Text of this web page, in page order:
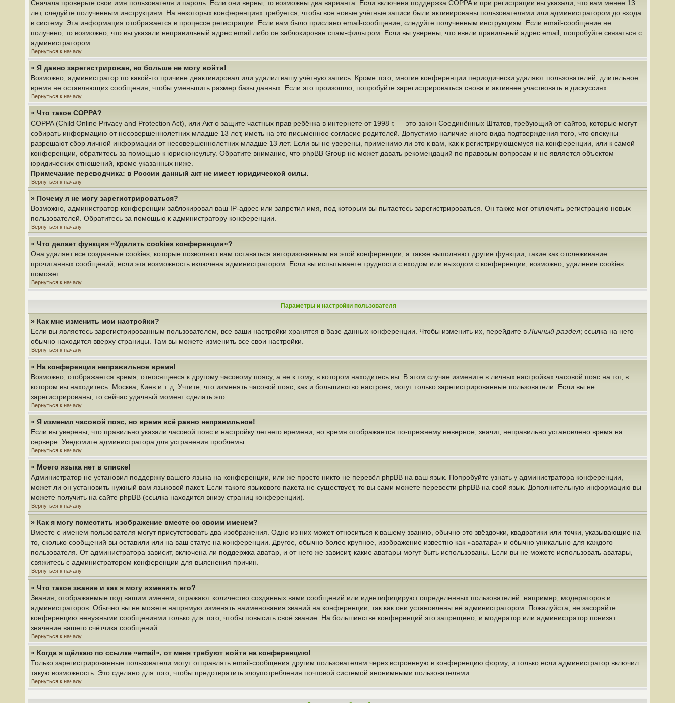
Сначала проверьте свои имя пользователя и пароль. Если они верны, то возможны два варианта. Если включена поддержка COPPA и при регистрации вы указали, что вам менее 13
лет, следуйте полученным инструкциям. На некоторых конференциях требуется, чтобы все новые учётные записи были активированы пользователями или администратором до входа
в систему. Эта информация отображается в процессе регистрации. Если вам было прислано email-сообщение, следуйте полученным инструкциям. Если email-сообщение не
получено, то возможно, что вы указали неправильный адрес email либо он заблокирован спам-фильтром. Если вы уверены, что ввели правильный адрес email, попробуйте связаться с
администратором.
Вернуться к началу
» Я давно зарегистрирован, но больше не могу войти!
Возможно, администратор по какой-то причине деактивировал или удалил вашу учётную запись. Кроме того, многие конференции периодически удаляют пользователей, длительное
время не оставляющих сообщения, чтобы уменьшить размер базы данных. Если это произошло, попробуйте зарегистрироваться снова и активнее участвовать в дискуссиях.
Вернуться к началу
» Что такое COPPA?
COPPA (Child Online Privacy and Protection Act), или Акт о защите частных прав ребёнка в интернете от 1998 г. — это закон Соединённых Штатов, требующий от сайтов, которые могут
собирать информацию от несовершеннолетних младше 13 лет, иметь на это письменное согласие родителей. Допустимо наличие иного вида подтверждения того, что опекуны
разрешают сбор личной информации от несовершеннолетних младше 13 лет. Если вы не уверены, применимо ли это к вам, как к регистрирующемуся на конференции, или к самой
конференции, обратитесь за помощью к юрисконсульту. Обратите внимание, что phpBB Group не может давать рекомендаций по правовым вопросам и не является объектом
юридических отношений, кроме указанных ниже.
Примечание переводчика: в России данный акт не имеет юридической силы.
Вернуться к началу
» Почему я не могу зарегистрироваться?
Возможно, администратор конференции заблокировал ваш IP-адрес или запретил имя, под которым вы пытаетесь зарегистрироваться. Он также мог отключить регистрацию новых
пользователей. Обратитесь за помощью к администратору конференции.
Вернуться к началу
» Что делает функция «Удалить cookies конференции»?
Она удаляет все созданные cookies, которые позволяют вам оставаться авторизованным на этой конференции, а также выполняют другие функции, такие как отслеживание
прочитанных сообщений, если эта возможность включена администратором. Если вы испытываете трудности с входом или выходом с конференции, возможно, удаление cookies
поможет.
Вернуться к началу
Параметры и настройки пользователя
» Как мне изменить мои настройки?
Если вы являетесь зарегистрированным пользователем, все ваши настройки хранятся в базе данных конференции. Чтобы изменить их, перейдите в Личный раздел; ссылка на него
обычно находится вверху страницы. Там вы можете изменить все свои настройки.
Вернуться к началу
» На конференции неправильное время!
Возможно, отображается время, относящееся к другому часовому поясу, а не к тому, в котором находитесь вы. В этом случае измените в личных настройках часовой пояс на тот, в
котором вы находитесь: Москва, Киев и т. д. Учтите, что изменять часовой пояс, как и большинство настроек, могут только зарегистрированные пользователи. Если вы не
зарегистрированы, то сейчас удачный момент сделать это.
Вернуться к началу
» Я изменил часовой пояс, но время всё равно неправильное!
Если вы уверены, что правильно указали часовой пояс и настройку летнего времени, но время отображается по-прежнему неверное, значит, неправильно установлено время на
сервере. Уведомите администратора для устранения проблемы.
Вернуться к началу
» Моего языка нет в списке!
Администратор не установил поддержку вашего языка на конференции, или же просто никто не перевёл phpBB на ваш язык. Попробуйте узнать у администратора конференции,
может ли он установить нужный вам языковой пакет. Если такого языкового пакета не существует, то вы сами можете перевести phpBB на свой язык. Дополнительную информацию вы
можете получить на сайте phpBB (ссылка находится внизу страниц конференции).
Вернуться к началу
» Как я могу поместить изображение вместе со своим именем?
Вместе с именем пользователя могут присутствовать два изображения. Одно из них может относиться к вашему званию, обычно это звёздочки, квадратики или точки, указывающие на
то, сколько сообщений вы оставили или на ваш статус на конференции. Другое, обычно более крупное, изображение известно как «аватара» и обычно уникально для каждого
пользователя. От администратора зависит, включена ли поддержка аватар, и от него же зависит, какие аватары могут быть использованы. Если вы не можете использовать аватары,
свяжитесь с администратором конференции для выяснения причин.
Вернуться к началу
» Что такое звание и как я могу изменить его?
Звания, отображаемые под вашим именем, отражают количество созданных вами сообщений или идентифицируют определённых пользователей: например, модераторов и
администраторов. Обычно вы не можете напрямую изменять наименования званий на конференции, так как они установлены её администратором. Пожалуйста, не засоряйте
конференцию ненужными сообщениями только для того, чтобы повысить своё звание. На большинстве конференций это запрещено, и модератор или администратор понизят
значение вашего счётчика сообщений.
Вернуться к началу
» Когда я щёлкаю по ссылке «email», от меня требуют войти на конференцию!
Только зарегистрированные пользователи могут отправлять email-сообщения другим пользователям через встроенную в конференцию форму, и только если администратор включил
такую возможность. Это сделано для того, чтобы предотвратить злоупотребления почтовой системой анонимными пользователями.
Вернуться к началу